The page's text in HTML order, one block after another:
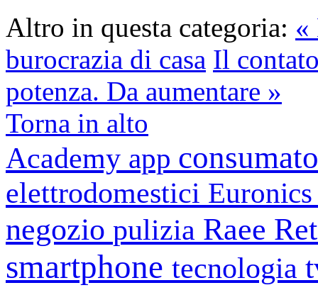
Altro in questa categoria: «
burocrazia di casa Il
potenza. Da aumentare »
Torna in alto
Academy app
elettrodomestici
negozio pulizia Raee
smartphone tecnologia